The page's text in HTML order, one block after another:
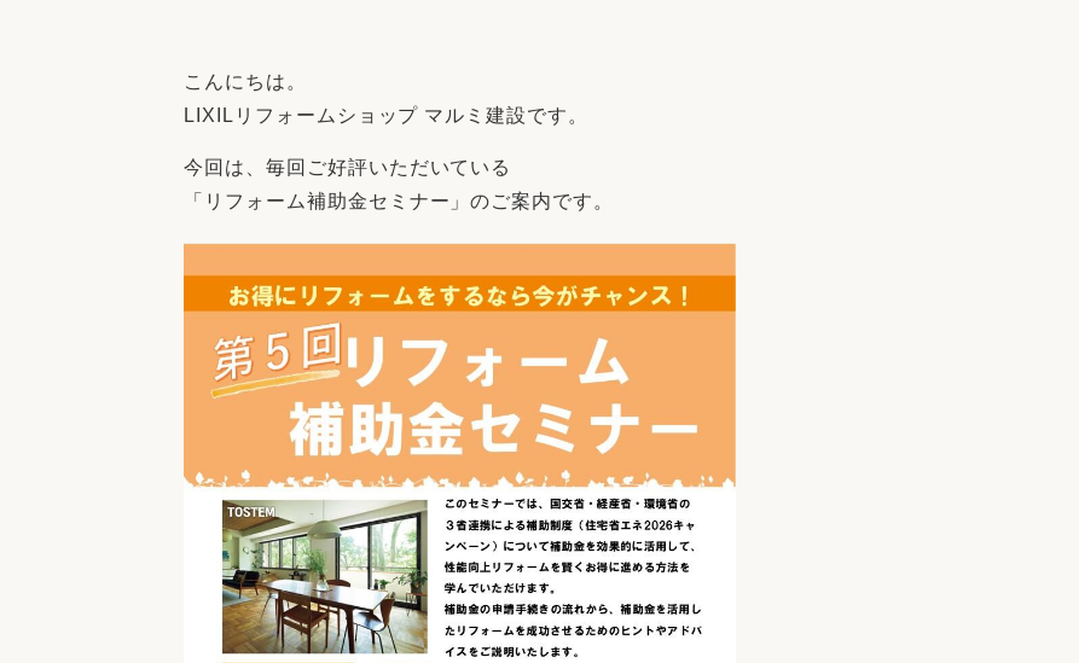
お客さまの声 3Dシミュレーション
リフォームコンシェルジュ®
中古物件探しから性能向上リフォームをワン
こんにちは。
LIXILリフォームショップ マルミ建設です。
今回は、毎回ご好評いただいている
「リフォーム補助金セミナー」のご案内です。